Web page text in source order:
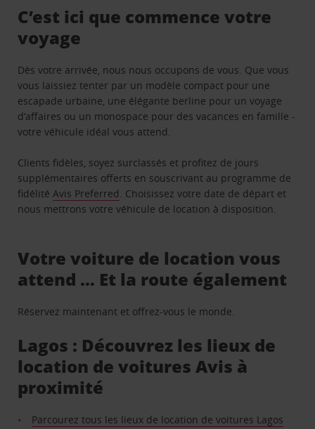
C’est ici que commence votre
voyage
Dès votre arrivée, nous nous occupons de vous. Que vous
vous laissiez tenter par un modèle compact pour une
escapade urbaine, une élégante berline pour un voyage
d’affaires ou un monospace pour des vacances en famille -
votre véhicule idéal vous attend.
Clients fidèles, soyez surclassés et profitez de jours
supplémentaires offerts en souscrivant au programme de
fidélitéAvis Preferred. Choisissez votre date de départ et
nous mettrons votre véhicule de location à disposition.
Votre voiture de location vous
attend … Et la route également
Réservez maintenant et offrez-vous le monde.
Lagos : Découvrez les lieux de
location de voitures Avis à
proximité
Parcourez tous les lieux de location de voitures Lagos